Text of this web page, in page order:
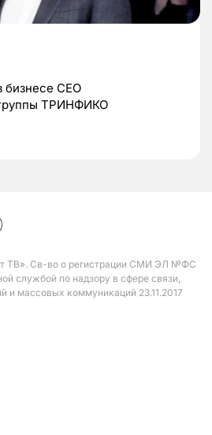
бизнесе CEO
ТРИНФИКО
ТВ». Св-во о регистрации СМИ ЭЛ №ФС
службой по надзору в сфере связи,
и массовых коммуникаций 23.11.2017